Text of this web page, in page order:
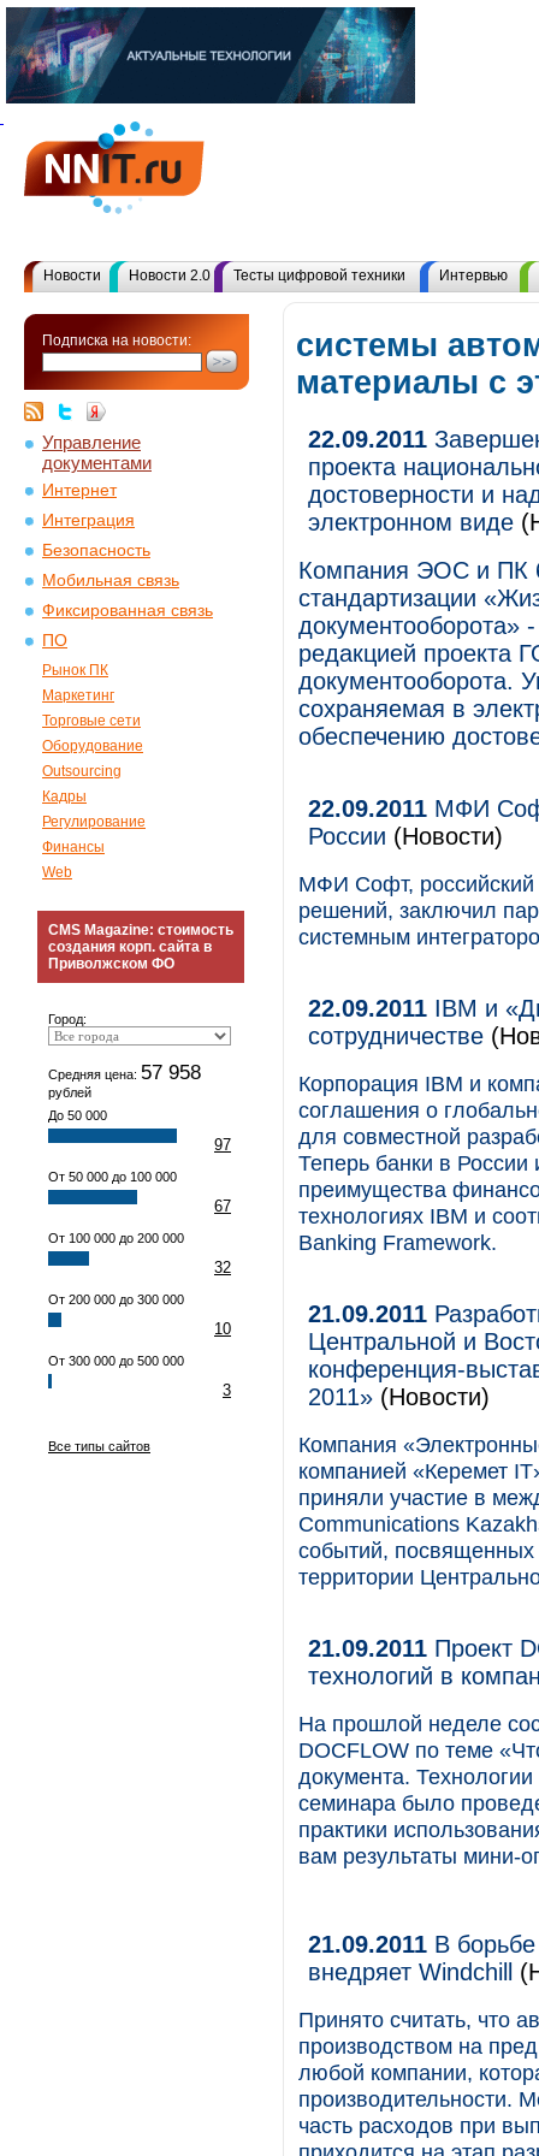
Новости Новости 2.0 Тесты цифровой техники Интервью
Подписка на новости:
Управление
документами
Интернет
Интеграция
Безопасность
Мобильная связь
Фиксированная связь
ПО
Рынок ПК
Маркетинг
Торговые сети
Оборудование
Outsourcing
Кадры
Регулирование
Финансы
Web
CMS Magazine: стоимость
создания корп. сайта в
Приволжском ФО
Город:
Средняя цена: 57 958
рублей
До 50 000
97
От 50 000 до 100 000
67
От 100 000 до 200 000
32
От 200 000 до 300 000
10
От 300 000 до 500 000
3
Все типы сайтов
системы
материалы с
22.09.2011
проекта
достоверности и
электронном виде
Компания ЭОС и ПК
стандартизации
документооборота»
редакцией проекта
документооборота.
сохраняемая в
обеспечению
22.09.2011 МФИ
России (Новости)
МФИ Софт, российский
решений, заключил
системным
22.09.2011 IBM и
сотрудничестве
Корпорация IBM и
соглашения о
для совместной
Теперь банки в России
преимущества
технологиях IBM и
Banking Framework.
21.09.2011
Центральной и
конференция-
2011» (Новости)
Компания
компанией «Керемет
приняли участие в
Communications
событий,
территории
21.09.2011 Проект
технологий в
На прошлой неделе
DOCFLOW по теме
документа.
семинара было
практики
вам результаты мини-
21.09.2011 В
внедряет Windchill
Принято считать, что
производством на
любой компании,
производительности.
часть расходов при